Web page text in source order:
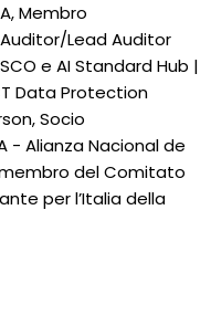
Membro
Lead Auditor
e AI Standard Hub |
Data Protection
Socio
- Alianza Nacional de
del Comitato
per l’Italia della